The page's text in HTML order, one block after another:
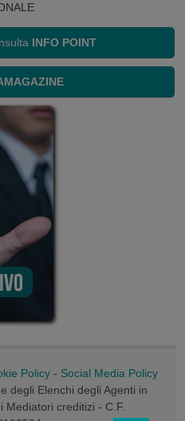
INFO POINT
Policy- Social Media Policy
degli Elenchi degli Agenti in
Mediatori creditizi - C.F.